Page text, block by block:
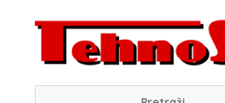
content